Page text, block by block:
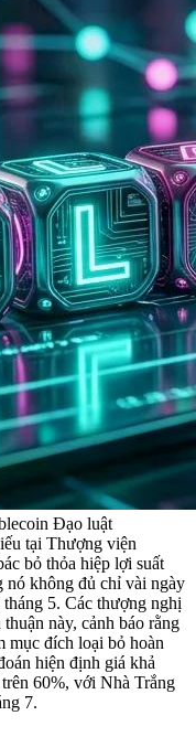
Đạo luật
tại Thượng viện
bỏ thỏa hiệp lợi suất
nó không đủ chỉ vài ngày
5. Các thượng nghị
này, cảnh báo rằng
mục đích loại bỏ hoàn
hiện định giá khả
60%, với Nhà Trắng
7.